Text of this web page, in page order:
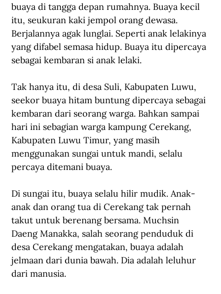
buaya di tangga depan rumahnya. Buaya kecil
itu, seukuran kaki jempol orang dewasa.
Berjalannya agak lunglai. Seperti anak lelakinya
yang difabel semasa hidup. Buaya itu dipercaya
sebagai kembaran si anak lelaki.
Tak hanya itu, di desa Suli, Kabupaten Luwu,
seekor buaya hitam buntung dipercaya sebagai
kembaran dari seorang warga. Bahkan sampai
hari ini sebagian warga kampung Cerekang,
Kabupaten Luwu Timur, yang masih
menggunakan sungai untuk mandi, selalu
percaya ditemani buaya.
Di sungai itu, buaya selalu hilir mudik. Anak-
anak dan orang tua di Cerekang tak pernah
takut untuk berenang bersama. Muchsin
Daeng Manakka, salah seorang penduduk di
desa Cerekang mengatakan, buaya adalah
jelmaan dari dunia bawah. Dia adalah leluhur
dari manusia.